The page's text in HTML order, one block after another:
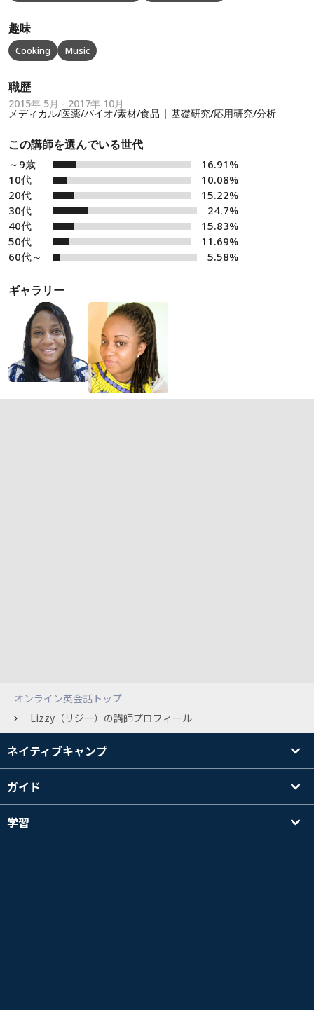
趣味
Cooking Music
職歴
2015年 5月 - 2017年 10月
メディカル/医薬/バイオ/素材/食品 | 基礎研究/応用研究/分析
この講師を選んでいる世代
～9歳
16.91%
10代
10.08%
20代
15.22%
30代
24.7%
40代
15.83%
50代
11.69%
60代～
5.58%
ギャラリー
オンライン英会話トップ
Lizzy（リジー）の講師プロフィール
ネイティブキャンプ
ガイド
学習